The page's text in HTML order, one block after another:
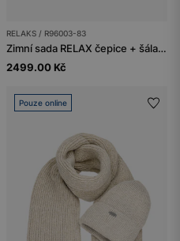
RELAKS / R96003-83
Zimní sada RELAX čepice + šála z kombinace jehněčí vlny a bavlny
2499.00 Kč
Pouze online